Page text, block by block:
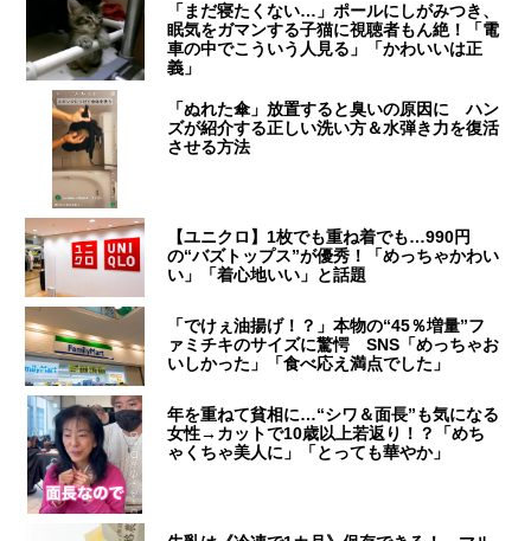
「まだ寝たくない…」ポールにしがみつき、
眠気をガマンする子猫に視聴者もん絶！「電
車の中でこういう人見る」「かわいいは正
義」
「ぬれた傘」放置すると臭いの原因に ハン
ズが紹介する正しい洗い方＆水弾き力を復活
させる方法
【ユニクロ】1枚でも重ね着でも…990円
の“バズトップス”が優秀！「めっちゃかわい
い」「着心地いい」と話題
「でけぇ油揚げ！？」本物の“45％増量”フ
ァミチキのサイズに驚愕 SNS「めっちゃお
いしかった」「食べ応え満点でした」
年を重ねて貧相に…“シワ＆面長”も気になる
女性→カットで10歳以上若返り！？「めち
ゃくちゃ美人に」「とっても華やか」